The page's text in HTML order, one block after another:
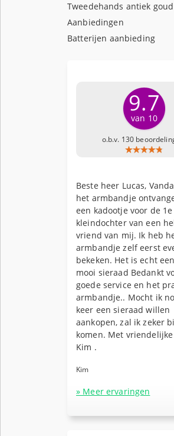
Tweedehands antiek
Aanbiedingen
Batterijen aanbieding
9.7
van 10
o.b.v. 130
Beste heer Lucas,
het armbandje
een kadootje voor de 1e
kleindochter van een
vriend van mij. Ik heb
armbandje zelf eerst
bekeken. Het is echt
mooi sieraad Bedankt
goede service en het
armbandje.. Mocht ik
keer een sieraad willen
aankopen, zal ik zeker
komen. Met
Kim .
Kim
» Meer ervaringen